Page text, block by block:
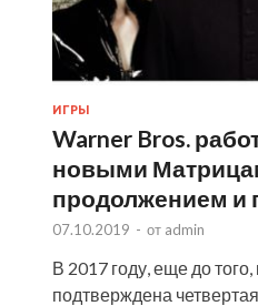
ИГРЫ
Warner Bros.
новыми
продолжением и
07.10.2019 - от admin
В 2017 году, еще до
подтверждена